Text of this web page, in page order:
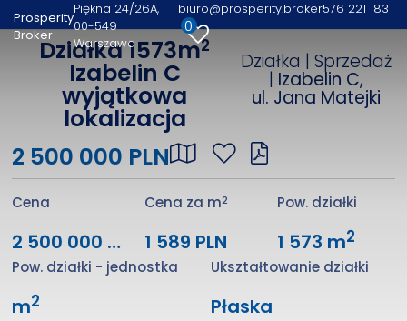
Prosperity
Broker
Piękna 24/26A
00-549
Warszawa
biuro@prosperity.broker576 221 183
0
Działka 1573m2
Izabelin C
wyjątkowa
lokalizacja
Działka | Sprzedaż
| Izabelin C,
ul. Jana Matejki
2 500 000 PLN
Cena
2 500 000 PLN
Cena za m2
1 589 PLN
Pow. działki
1 573 m2
Pow. działki - jednostka
m2
Ukształtowanie działki
Płaska